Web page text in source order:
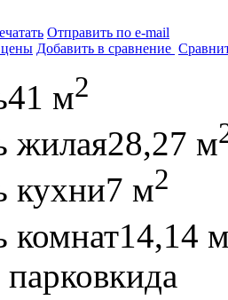
Отправить по e-mail
цены Добавить в сравнение
41 м2
жилая28,27 м
кухни7 м2
комнат14,14
да